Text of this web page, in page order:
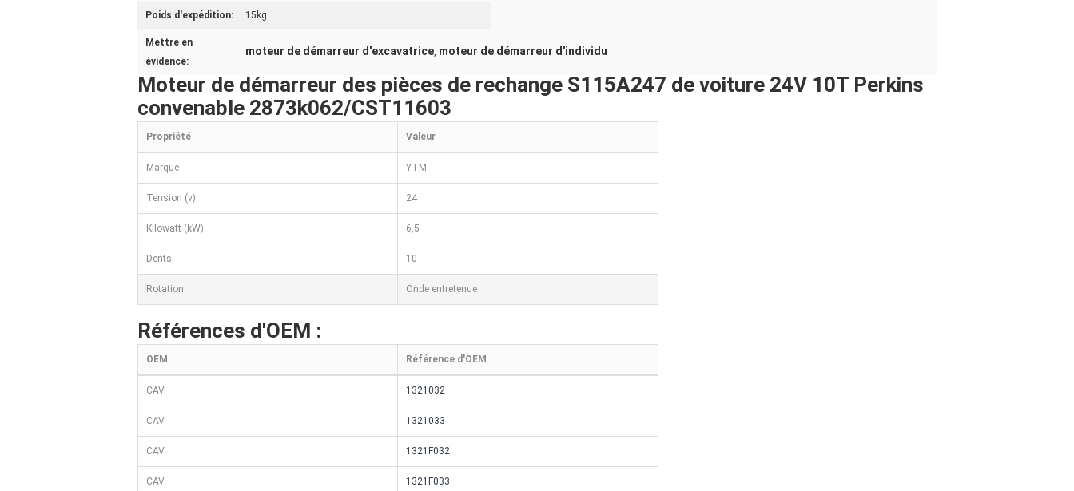
Poids d'expédition: 15kg
Mettre en
évidence:
moteur de démarreur d'excavatrice, moteur de démarreur d'individu
Moteur de démarreur des pièces de rechange S115A247 de voiture 24V 10T Perkins
convenable 2873k062/CST11603
Propriété Valeur
Marque YTM
Tension (v) 24
Kilowatt (kW) 6,5
Dents 10
Rotation Onde entretenue
Références d'OEM :
OEM Référence d'OEM
CAV 1321032
CAV 1321033
CAV 1321F032
CAV 1321F033